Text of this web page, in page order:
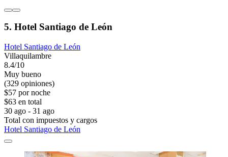
5. Hotel Santiago de León
Hotel Santiago de León
Villaquilambre
8.4/10
Muy bueno
(329 opiniones)
$57 por noche
$63 en total
30 ago - 31 ago
Total con impuestos y cargos
Hotel Santiago de León